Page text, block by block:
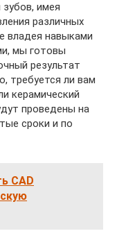
имея
различных
владея навыками
мы готовы
результат
требуется ли вам
керамический
проведены на
сроки и по
CAD